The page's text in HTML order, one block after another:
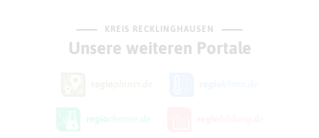
KREIS RECKLINGHAUSEN
Unsere weiteren Portale